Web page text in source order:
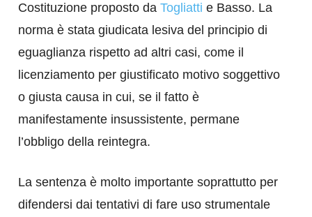
Costituzione proposto da Togliatti e Basso. La
norma è stata giudicata lesiva del principio di
eguaglianza rispetto ad altri casi, come il
licenziamento per giustificato motivo soggettivo
o giusta causa in cui, se il fatto è
manifestamente insussistente, permane
l’obbligo della reintegra.
La sentenza è molto importante soprattutto per
difendersi dai tentativi di fare uso strumentale